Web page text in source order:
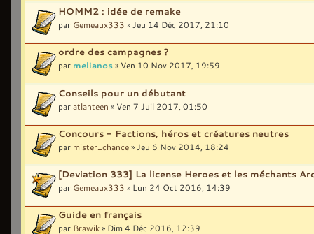
HOMM2 : idée de remake
par Gemeaux333 » Jeu 14 Déc 2017, 21:10
ordre des campagnes ?
par melianos» Ven 10 Nov 2017, 19:59
Conseils pour un débutant
paratlanteen » Ven 7 Juil 2017, 01:50
Concours - Factions, héros et créatures neutres
par mister_chance» Jeu 6 Nov 2014, 18:24
[Deviation 333] La license Heroes et les méchants
par Gemeaux333 » Lun 24 Oct 2016, 14:39
Guide en français
par Brawik» Dim 4 Déc 2016, 12:39